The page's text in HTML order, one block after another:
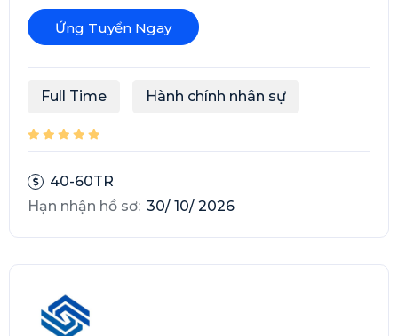
Ứng Tuyển Ngay
Full Time Hành chính nhân sự
40-60TR
Hạn nhận hồ sơ: 30/ 10/ 2026